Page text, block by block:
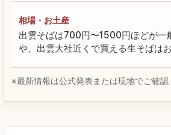
相場・お土産
出雲そばは700円〜1500円ほどが一
や、出雲大社近くで買える生そばは
※最新情報は公式発表または現地でご確認